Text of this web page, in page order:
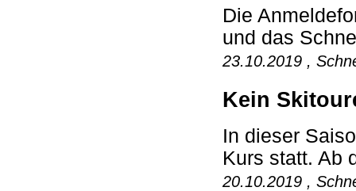
Die
und das
23.10.2019 ,
Kein
In dieser
Kurs statt. Ab
20.10.2019 ,